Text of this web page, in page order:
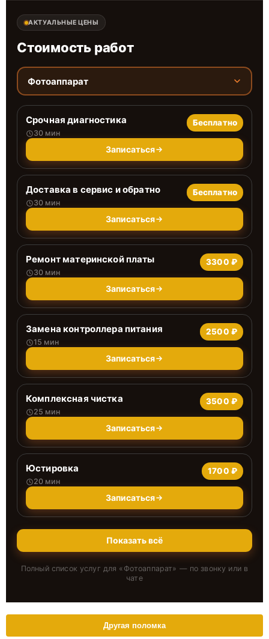
АКТУАЛЬНЫЕ ЦЕНЫ
Стоимость работ
Фотоаппарат
Срочная диагностика
30 мин
Бесплатно
Записаться
Доставка в сервис и обратно
30 мин
Бесплатно
Записаться
Ремонт материнской платы
30 мин
3300 ₽
Записаться
Замена контроллера питания
15 мин
2500 ₽
Записаться
Комплексная чистка
25 мин
3500 ₽
Записаться
Юстировка
20 мин
1700 ₽
Записаться
Показать всё
Полный список услуг для « Фотоаппарат» — по звонку или в
чате
Другая поломка